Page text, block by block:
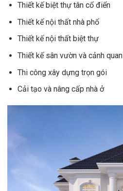
Thiết kế biệt thự tân cổ điển
Thiết kế nội thất nhà phố
Thiết kế nội thất biệt thự
Thiết kế sân vườn và cảnh quan
Thi công xây dựng trọn gói
Cải tạo và nâng cấp nhà ở